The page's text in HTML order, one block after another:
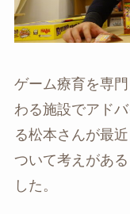
ゲーム療育を専
わる施設でアド
る松本さんが最
ついて考えがあ
した。